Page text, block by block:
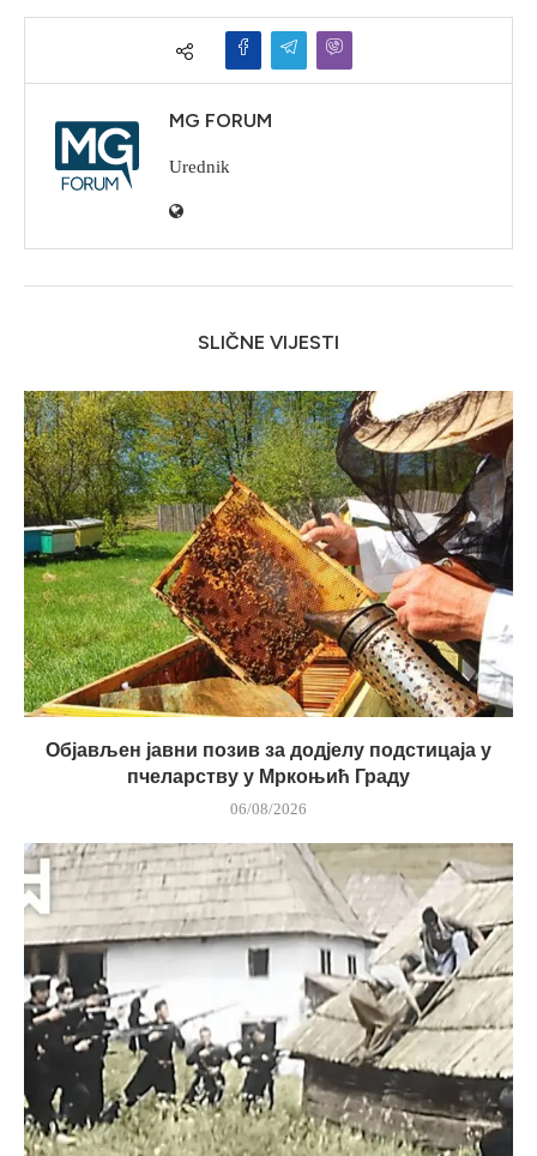
MG FORUM
Urednik
SLIČNE VIJESTI
Објављен јавни позив за додјелу подстицаја у
пчеларству у Мркоњић Граду
06/08/2026